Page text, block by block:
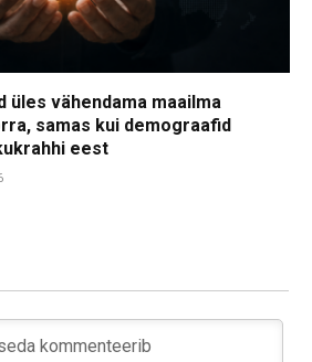
üles vähendama maailma
samas kui demograafid
eest